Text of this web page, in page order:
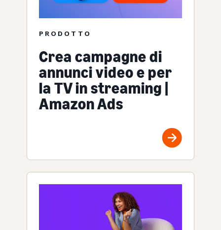
PRODOTTO
Crea campagne di
annunci video e per
la TV in streaming |
Amazon Ads